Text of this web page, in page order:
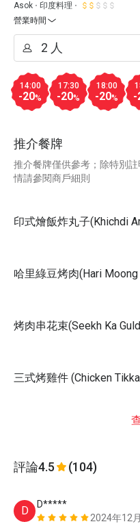
Asok
印度料理
營業時間
14:00
-20%
17:30
-20%
18:00
-20% -
推介餐牌
推介餐牌僅供參考；除特別
情請參閱商戶細則
印式燴飯炸丸子(Khichdi
哈里綠豆烤肉(Hari Moong
烤肉串花束(Seekh Ka
三式烤雞件 (Chicken
評論4.5 (104)
D
D*****
2024年12